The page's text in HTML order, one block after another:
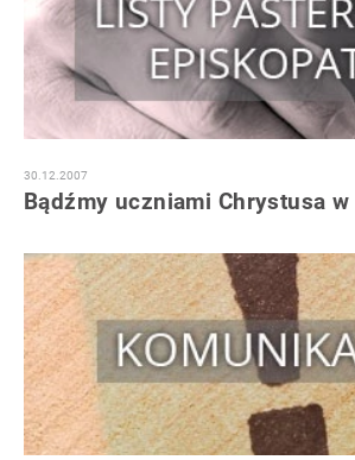
30.12.2007
Bądźmy uczniami Chrystusa